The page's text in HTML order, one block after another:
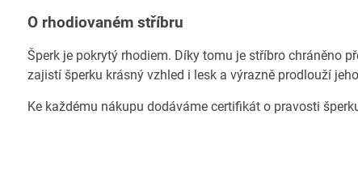
O rhodiovaném stříbru
Šperk je pokrytý rhodiem. Díky tomu je stříbro chráněno
zajistí šperku krásný vzhled i lesk a výrazně prodlouží
Ke každému nákupu dodáváme certifikát o pravosti